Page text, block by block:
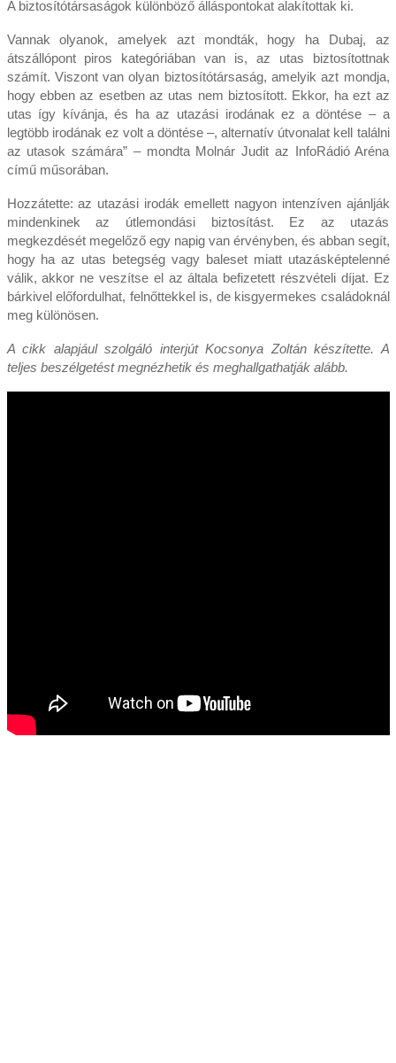
A biztosítótársaságok különböző álláspontokat alakítottak ki.
Vannak olyanok, amelyek azt mondták, hogy ha Dubaj, az
átszállópont piros kategóriában van is, az utas biztosítottnak
számít. Viszont van olyan biztosítótársaság, amelyik azt mondja,
hogy ebben az esetben az utas nem biztosított. Ekkor, ha ezt az
utas így kívánja, és ha az utazási irodának ez a döntése – a
legtöbb irodának ez volt a döntése –, alternatív útvonalat kell találni
az utasok számára” – mondta Molnár Judit az InfoRádió Aréna
című műsorában.
Hozzátette: az utazási irodák emellett nagyon intenzíven ajánlják
mindenkinek az útlemondási biztosítást. Ez az utazás
megkezdését megelőző egy napig van érvényben, és abban segít,
hogy ha az utas betegség vagy baleset miatt utazásképtelenné
válik, akkor ne veszítse el az általa befizetett részvételi díjat. Ez
bárkivel előfordulhat, felnőttekkel is, de kisgyermekes családoknál
meg különösen.
A cikk alapjául szolgáló interjút Kocsonya Zoltán készítette. A
teljes beszélgetést megnézhetik és meghallgathatják alább.